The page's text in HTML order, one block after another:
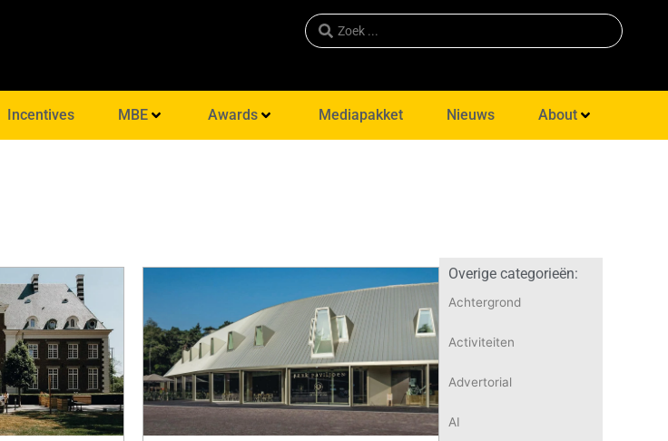
Incentives MBE Awards Mediapakket Nieuws About
Overige categorieën:
Achtergrond
Activiteiten
Advertorial
AI